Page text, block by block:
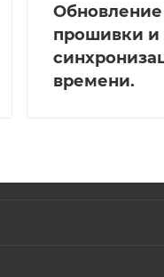
Обновление
прошивки и
времени.